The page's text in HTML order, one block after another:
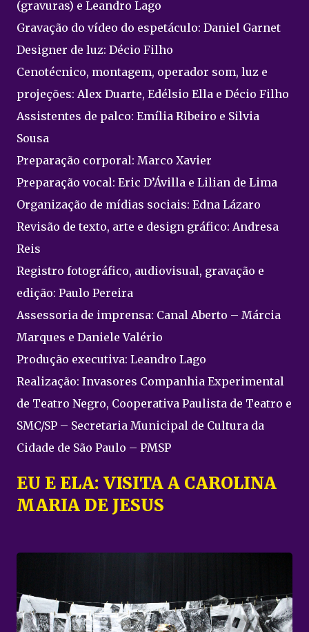
(gravuras) e Leandro Lago
Gravação do vídeo do espetáculo: Daniel Garnet
Designer de luz: Décio Filho
Cenotécnico, montagem, operador som, luz e
projeções: Alex Duarte, Edélsio Ella e Décio Filho
Assistentes de palco: Emília Ribeiro e Silvia
Sousa
Preparação corporal: Marco Xavier
Preparação vocal: Eric D’Ávilla e Lilian de Lima
Organização de mídias sociais: Edna Lázaro
Revisão de texto, arte e design gráfico: Andresa
Reis
Registro fotográfico, audiovisual, gravação e
edição: Paulo Pereira
Assessoria de imprensa: Canal Aberto – Márcia
Marques e Daniele Valério
Produção executiva: Leandro Lago
Realização: Invasores Companhia Experimental
de Teatro Negro, Cooperativa Paulista de Teatro e
SMC/SP – Secretaria Municipal de Cultura da
Cidade de São Paulo – PMSP
EU E ELA: VISITA A CAROLINA
MARIA DE JESUS